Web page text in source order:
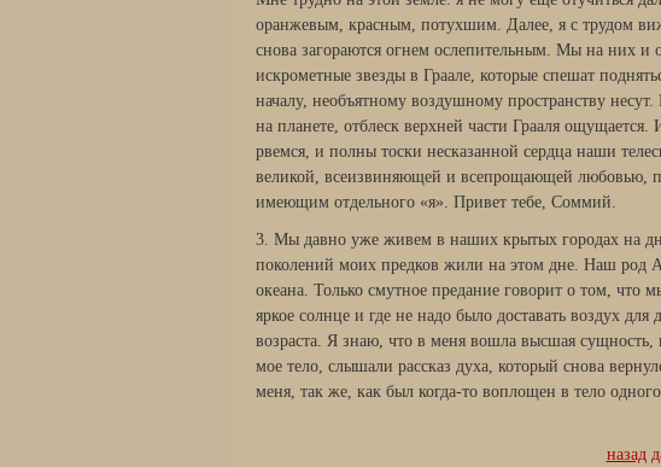
оранжевым, красным, потухшим. Далее, я с трудом
снова загораются огнем ослепительным. Мы на них и
искрометные звезды в Граале, которые спешат
началу, необъятному воздушному пространству
на планете, отблеск верхней части Грааля
рвемся, и полны тоски несказанной сердца наши
великой, всеизвиняющей и всепрощающей любовью,
имеющим отдельного «я». Привет тебе, Соммий.
3. Мы давно уже живем в наших крытых городах на
поколений моих предков жили на этом дне. Наш род
океана. Только смутное предание говорит о том, что
яркое солнце и где не надо было доставать воздух
возраста. Я знаю, что в меня вошла высшая
мое тело, слышали рассказ духа, который снова
меня, так же, как был когда-то воплощен в тело
назад